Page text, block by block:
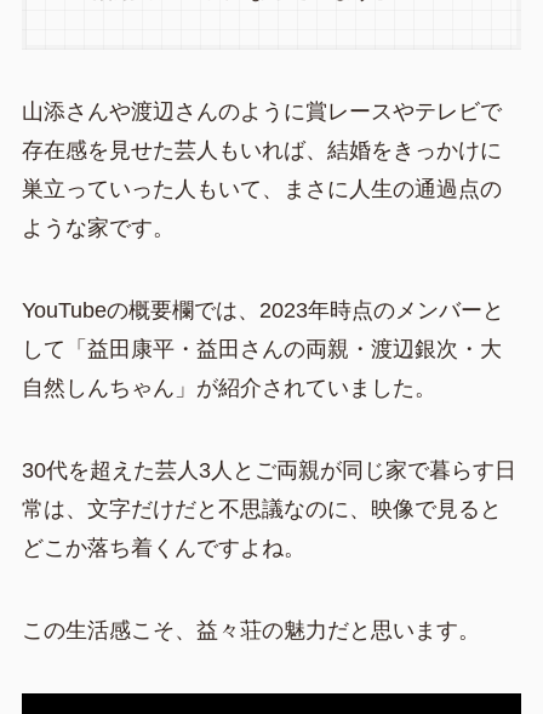
山添さんや渡辺さんのように賞レースやテレビで
存在感を見せた芸人もいれば、結婚をきっかけに
巣立っていった人もいて、まさに人生の通過点の
ような家です。
YouTubeの概要欄では、2023年時点のメンバーと
して「益田康平・益田さんの両親・渡辺銀次・大
自然しんちゃん」が紹介されていました。
30代を超えた芸人3人とご両親が同じ家で暮らす日
常は、文字だけだと不思議なのに、映像で見ると
どこか落ち着くんですよね。
この生活感こそ、益々荘の魅力だと思います。